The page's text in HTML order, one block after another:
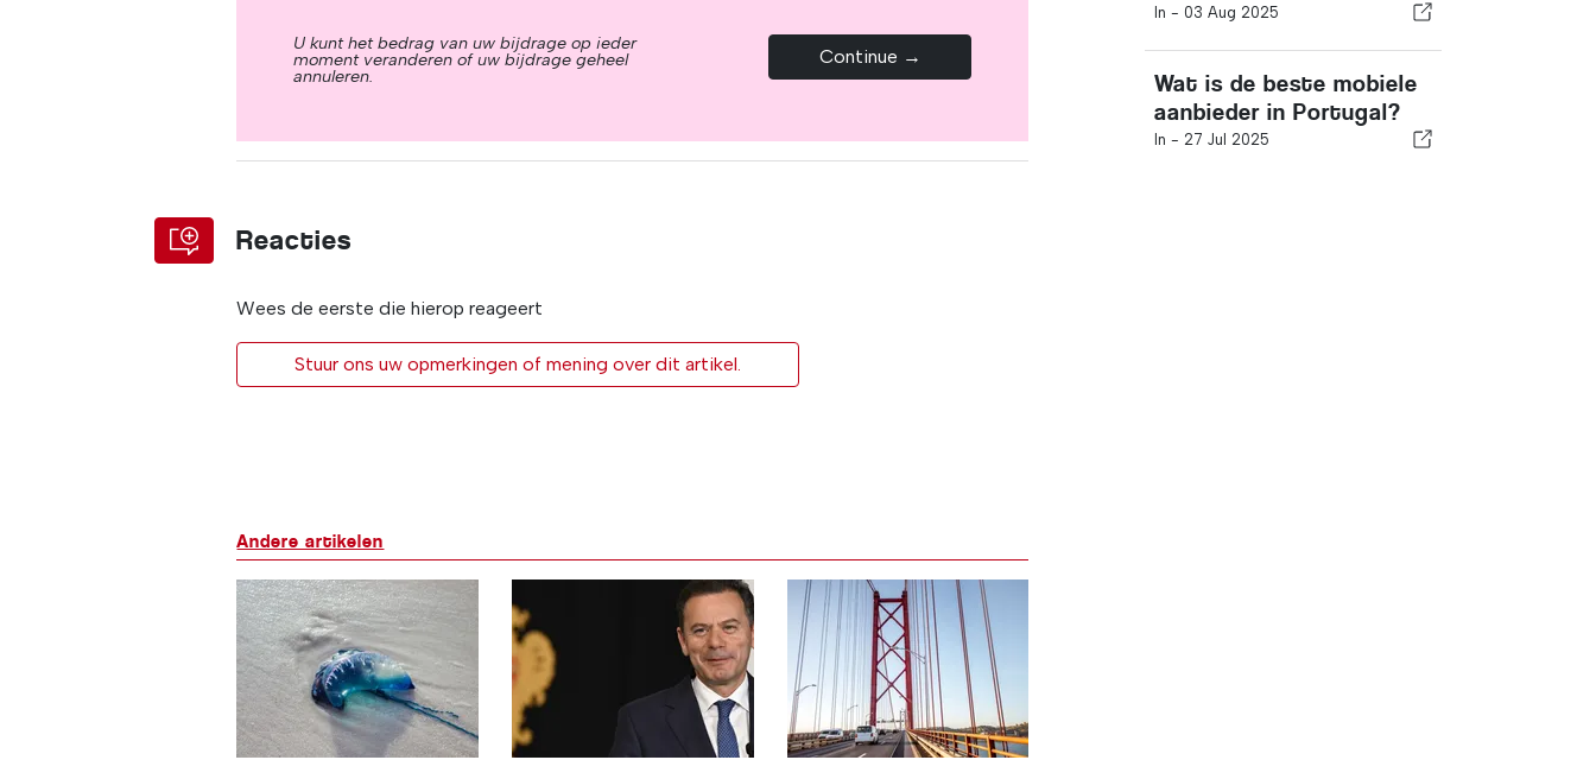
U kunt het bedrag van uw bijdrage op ieder
moment veranderen of uw bijdrage geheel
annuleren.
Continue →
Reacties
Wees de eerste die hierop reageert
Stuur ons uw opmerkingen of mening over dit artikel.
In - 03 Aug 2025
Wat is de beste mobiele
aanbieder in Portugal?
In - 27 Jul 2025
Andere artikelen